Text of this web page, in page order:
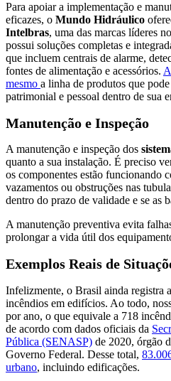
Para apoiar a implementação e
eficazes, o Mundo Hidráulico
Intelbras, uma das marcas líderes
possui soluções completas e
que incluem centrais de alarme,
fontes de alimentação e acessórios.
mesmo a linha de produtos que pode
patrimonial e pessoal dentro de sua
Manutenção e Inspeção
A manutenção e inspeção dos
quanto a sua instalação. É preciso
os componentes estão funcionando
vazamentos ou obstruções nas
dentro do prazo de validade e se as
A manutenção preventiva evita
prolongar a vida útil dos
Exemplos Reais de
Infelizmente, o Brasil ainda registra
incêndios em edifícios. Ao todo,
por ano, o que equivale a 718
de acordo com dados oficiais da
Pública (SENASP) de 2020, órgão
Governo Federal. Desse total,
urbano, incluindo edificações.